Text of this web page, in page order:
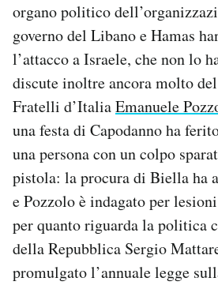
AREA PERSONALE
Area Personale
Newsletter
Notifiche mobile
Hai bisogno di aiuto?
Esci
organo politico
governo del Libano e Hamas
l’attacco a Israele, che non lo
discute inoltre ancora molto
Fratelli d’ItaliaEmanuele
una festa di Capodanno ha
una persona con un colpo
pistola: la procura di Biella ha
e Pozzolo è indagato per
per quanto riguarda la politica
della Repubblica Sergio
promulgato l’annuale legge